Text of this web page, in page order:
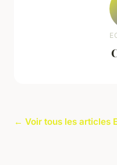
← Voir tous les articles